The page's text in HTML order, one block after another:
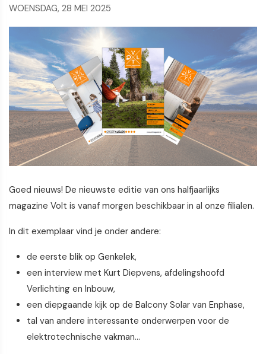
WOENSDAG, 28 MEI 2025
Goed nieuws! De nieuwste editie van ons halfjaarlijks
magazine Volt is vanaf morgen beschikbaar in al onze filialen.
In dit exemplaar vind je onder andere:
de eerste blik op Genkelek,
een interview met Kurt Diepvens, afdelingshoofd
Verlichting en Inbouw,
een diepgaande kijk op de Balcony Solar van Enphase,
tal van andere interessante onderwerpen voor de
elektrotechnische vakman...